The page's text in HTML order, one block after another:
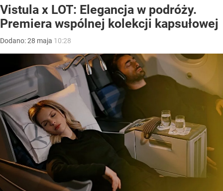
Vistula x LOT: Elegancja w podróży.
Premiera wspólnej kolekcji kapsułowej
Dodano:28 maja 10:28